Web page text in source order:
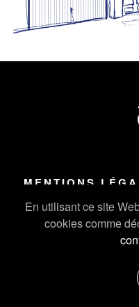
En utilisant ce site
cookies comme
MENTIONS